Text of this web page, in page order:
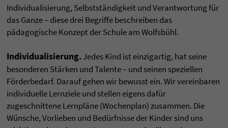
Individualisierung, Selbstständigkeit und Verantwortung für
das Ganze – diese drei Begriffe beschreiben das
pädagogische Konzept der Schule am Wolfsbühl.
Individualisierung.Jedes Kind ist einzigartig, hat seine
besonderen Stärken und Talente – und seinen speziellen
Förderbedarf. Darauf gehen wir bewusst ein. Wir vereinbaren
individuelle Lernziele und stellen eigens dafür
zugeschnittene Lernpläne (Wochenplan) zusammen. Die
Wünsche, Vorlieben und Bedürfnisse der Kinder sind uns